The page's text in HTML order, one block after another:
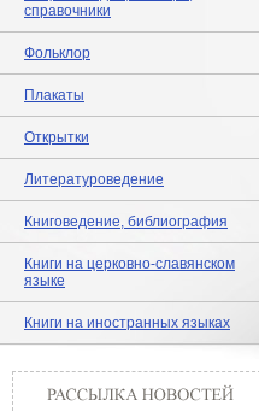
справочники
Фольклор
Плакаты
Открытки
Литературоведение
Книговедение, библиография
Книги на церковно-славянском
языке
Книги на иностранных языках